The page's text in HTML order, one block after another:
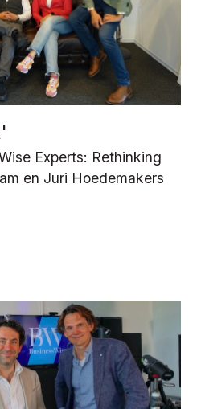
Experts: Rethinking
en Juri Hoedemakers